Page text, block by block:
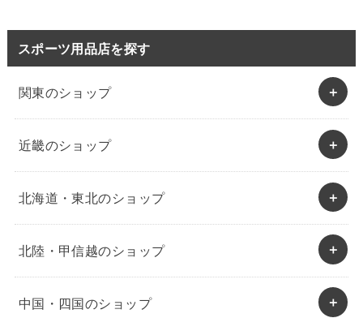
スポーツ用品店を探す
関東のショップ
近畿のショップ
北海道・東北のショップ
北陸・甲信越のショップ
中国・四国のショップ